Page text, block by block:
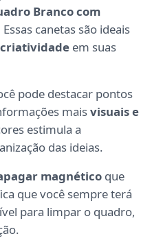
Branco com
Essas canetas são ideais
em suas
pode destacar pontos
maisvisuais e
estimula a
das ideias.
magnético que
que você sempre terá
para limpar o quadro,